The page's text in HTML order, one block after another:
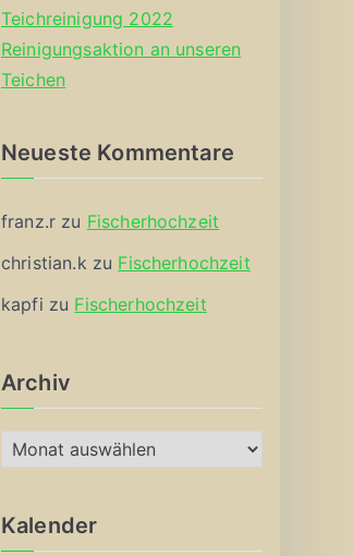
Teichreinigung 2022
Reinigungsaktion an unseren
Teichen
Neueste Kommentare
franz.r zu Fischerhochzeit
christian.k zu Fischerhochzeit
kapfi zu Fischerhochzeit
Archiv
r
h
Kalender